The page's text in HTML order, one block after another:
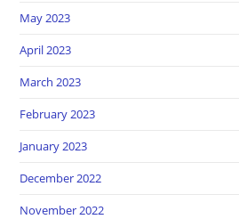
May 2023
April 2023
March 2023
February 2023
January 2023
December 2022
November 2022